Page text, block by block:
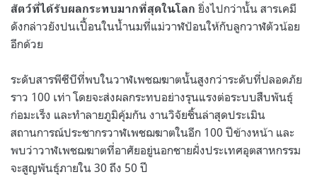
สัตว์ที่ได้รับผลกระทบมากที่สุดในโลก ยิ่งไปกว่านั้น สารเคมี
ดังกล่าวยังปนเปื้อนในน้ำนมที่แม่วาฬป้อนให้กับลูกวาฬตัวน้อย
อีกด้วย
ระดับสารพีซีบีที่พบในวาฬเพชฌฆาตนั้นสูงกว่าระดับที่ปลอดภัย
ราว 100 เท่า โดยจะส่งผลกระทบอย่างรุนแรงต่อระบบสืบพันธุ์
ก่อมะเร็ง และทำลายภูมิคุ้มกัน งานวิจัยชิ้นล่าสุดประเมิน
สถานการณ์ประชากรวาฬเพชฌฆาตในอีก 100 ปีข้างหน้า และ
พบว่าวาฬเพชฌฆาตที่อาศัยอยู่นอกชายฝั่งประเทศอุตสาหกรรม
จะสูญพันธุ์ภายใน 30 ถึง 50 ปี